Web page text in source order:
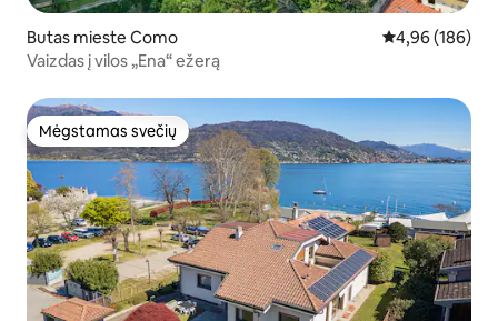
Butas mieste Como Vidutinis
4,96 (186)
Vaizdas į vilos „Ena“ ežerą
Mėgstamas svečių
Mėgstamas svečių